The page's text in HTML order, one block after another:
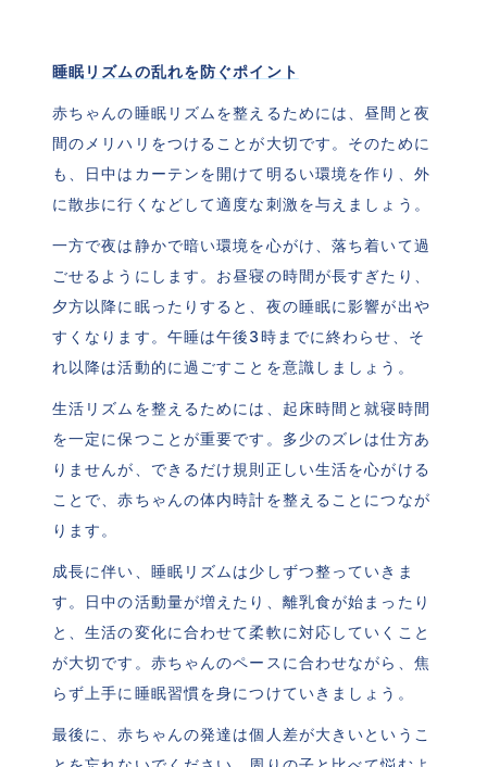
睡眠リズムの乱れを防ぐポイント
赤ちゃんの睡眠リズムを整えるためには、昼間と夜
間のメリハリをつけることが大切です。そのために
も、日中はカーテンを開けて明るい環境を作り、外
に散歩に行くなどして適度な刺激を与えましょう。
一方で夜は静かで暗い環境を心がけ、落ち着いて過
ごせるようにします。お昼寝の時間が長すぎたり、
夕方以降に眠ったりすると、夜の睡眠に影響が出や
すくなります。午睡は午後3時までに終わらせ、そ
れ以降は活動的に過ごすことを意識しましょう。
生活リズムを整えるためには、起床時間と就寝時間
を一定に保つことが重要です。多少のズレは仕方あ
りませんが、できるだけ規則正しい生活を心がける
ことで、赤ちゃんの体内時計を整えることにつなが
ります。
成長に伴い、睡眠リズムは少しずつ整っていきま
す。日中の活動量が増えたり、離乳食が始まったり
と、生活の変化に合わせて柔軟に対応していくこと
が大切です。赤ちゃんのペースに合わせながら、焦
らず上手に睡眠習慣を身につけていきましょう。
最後に、赤ちゃんの発達は個人差が大きいというこ